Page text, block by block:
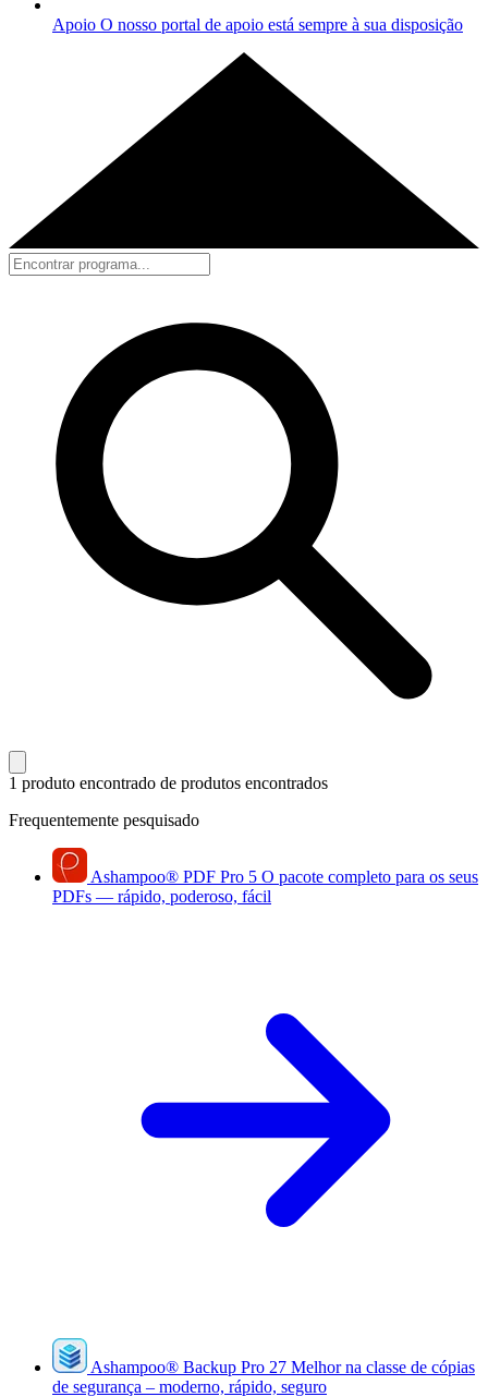
Apoio O nosso portal de apoio está sempre à sua disposição
1 produto encontrado de produtos encontrados
Frequentemente pesquisado
Ashampoo® PDF Pro 5 O pacote completo para os seus
PDFs — rápido, poderoso, fácil
Ashampoo® Backup Pro 27 Melhor na classe de cópias
de segurança – moderno, rápido, seguro